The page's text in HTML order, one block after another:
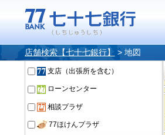
店舗検索【七十七銀行】 > 地図
支店（出張所を含む）
ローンセンター
相談プラザ
77ほけんプラザ